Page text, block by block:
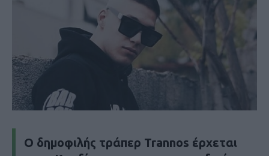
Ο δημοφιλής τράπερ Trannos έρχεται